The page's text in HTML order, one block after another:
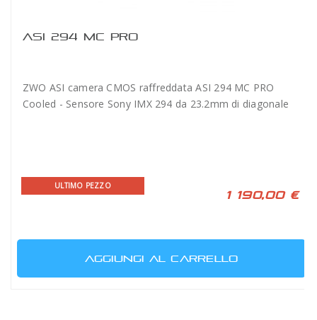
ASI 294 MC PRO
ZWO ASI camera CMOS raffreddata ASI 294 MC PRO
Cooled - Sensore Sony IMX 294 da 23.2mm di diagonale
ULTIMO PEZZO
1 190,00 €
AGGIUNGI AL CARRELLO